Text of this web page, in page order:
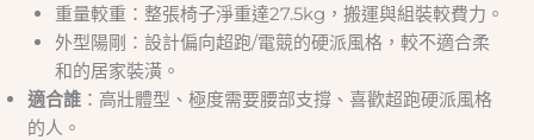
重量較重：整張椅子淨重達27.5kg，搬運與組裝較費力。
外型陽剛：設計偏向超跑/電競的硬派風格，較不適合柔
和的居家裝潢。
適合誰 ：高壯體型、極度需要腰部支撐、喜歡超跑硬派風格
的人。